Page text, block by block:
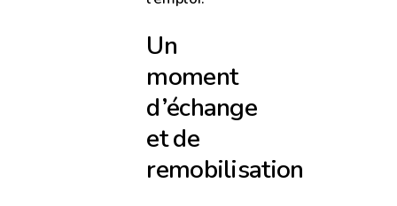
Un
moment
d’échange
et de
remobilisation